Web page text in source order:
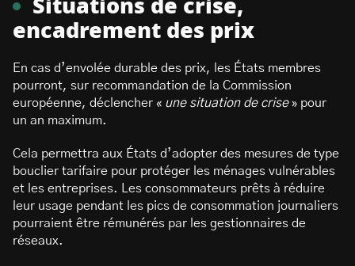
Situations de crise,
encadrement des prix
En cas d’envolée durable des prix, les États membres
pourront, sur recommandation de la Commission
européenne, déclencher « une situation de crise» pour
un an maximum.
Cela permettra aux États d’adopter des mesures de type
bouclier tarifaire pour protéger les ménages vulnérables
et les entreprises. Les consommateurs prêts à réduire
leur usage pendant les pics de consommation journaliers
pourraient être rémunérés par les gestionnaires de
réseaux.